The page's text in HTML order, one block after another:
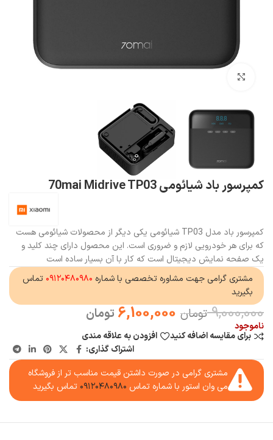
کمپرسور باد شیائومی 70mai Midrive TP03
کمپرسور باد مدل TP03 شیائومی یکی دیگر از محصولات شیائومی هست
که برای هر خودرویی لازم و ضروری است. این محصول دارای چند کلید و
یک صفحه نمایش دیجیتال است که کار با آن بسیار ساده است
مشتری گرامی جهت مشاوره تخصصی با شماره ۰۹۱۲۰۴۸۰۹۸۰ تماس
بگیرید
9,000,000 تومان 6,100,000 تومان
ناموجود
برای مقایسه اضافه کنید
افزودن به علاقه مندی
اشتراک گذاری:
مشتری گرامی در صورت داشتن قیمت مناسب تر از فروشگاه
می وان استور با شماره تماس ۰۹۱۲۰۴۸۰۹۸۰ تماس بگیرید